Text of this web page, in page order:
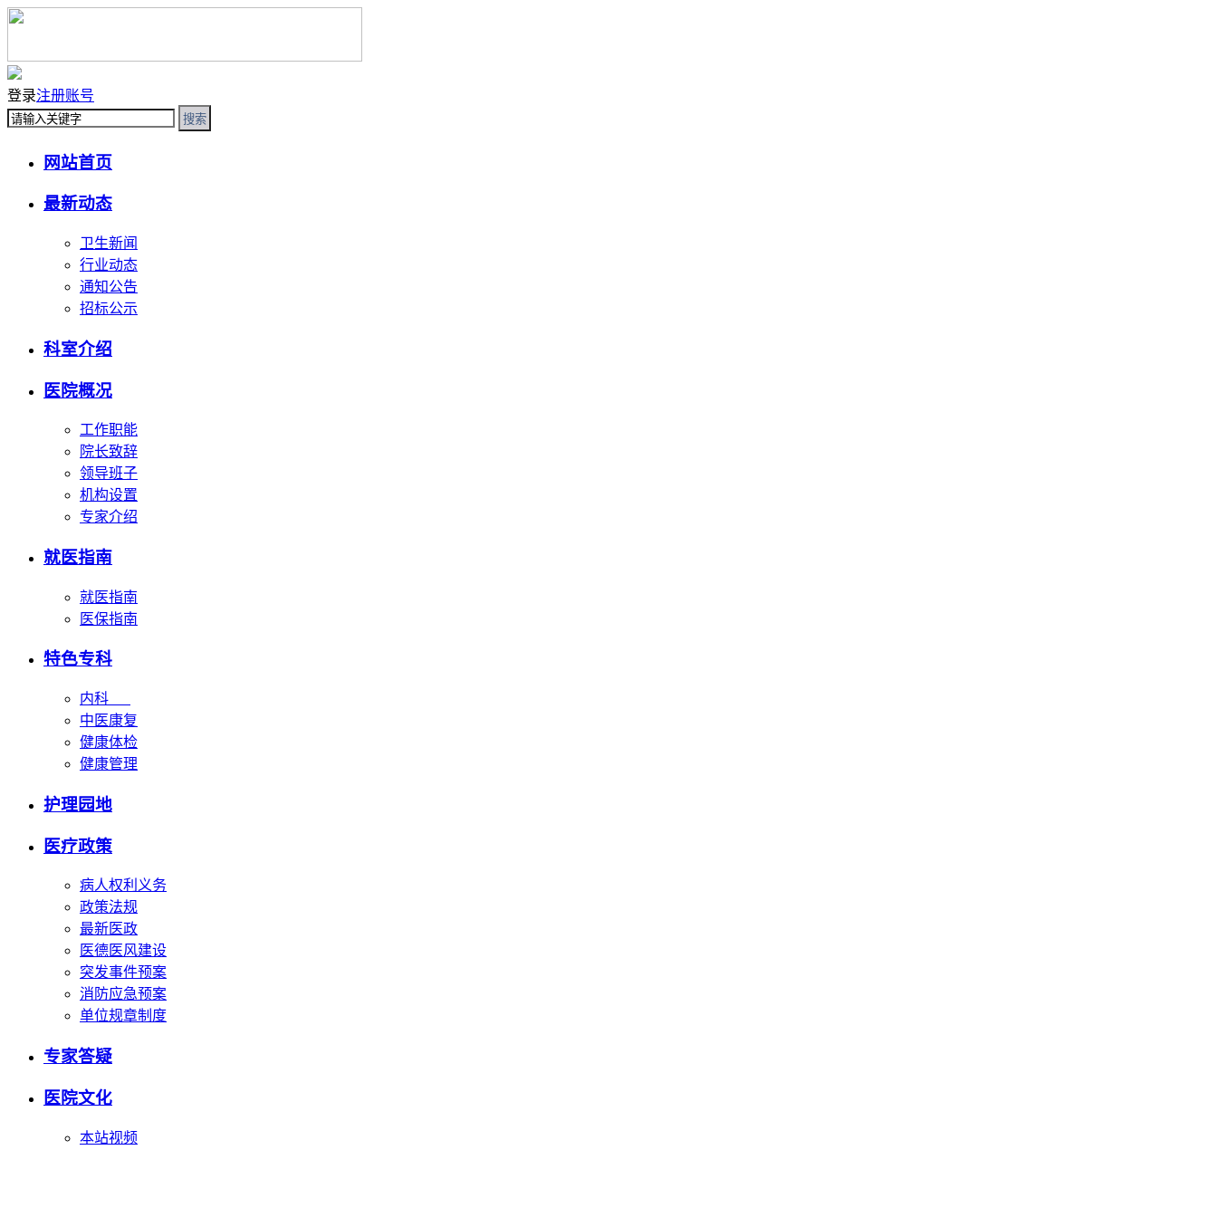
登录注册账号
搜索
网站首页
最新动态
卫生新闻
行业动态
通知公告
招标公示
科室介绍
医院概况
工作职能
院长致辞
领导班子
机构设置
专家介绍
就医指南
就医指南
医保指南
特色专科
内科
中医康复
健康体检
健康管理
护理园地
医疗政策
病人权利义务
政策法规
最新医政
医德医风建设
突发事件预案
消防应急预案
单位规章制度
专家答疑
医院文化
本站视频